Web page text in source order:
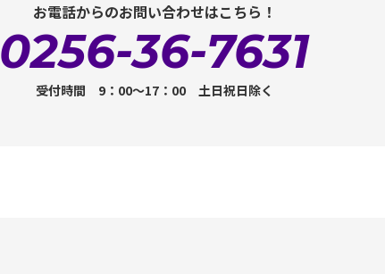
お電話からのお問い合わせはこちら！
0256-36-7631
受付時間 9：00～17：00 土日祝日除く